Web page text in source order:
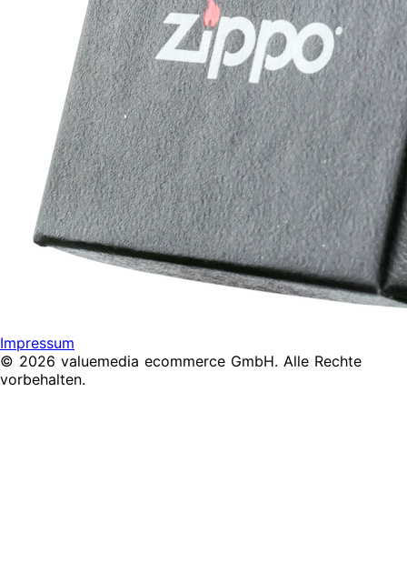
Impressum
© 2026 valuemedia ecommerce GmbH. Alle Rechte
vorbehalten.